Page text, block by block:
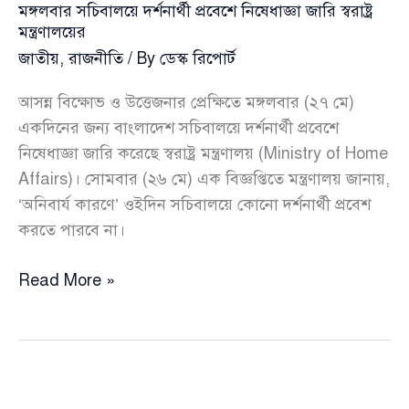
মঙ্গলবার সচিবালয়ে দর্শনার্থী প্রবেশে নিষেধাজ্ঞা জারি স্বরাষ্ট্র
মন্ত্রণালয়ের
জাতীয়,রাজনীতি/ By ডেস্ক রিপোর্ট
আসন্ন বিক্ষোভ ও উত্তেজনার প্রেক্ষিতে মঙ্গলবার (২৭ মে)
একদিনের জন্য বাংলাদেশ সচিবালয়ে দর্শনার্থী প্রবেশে
নিষেধাজ্ঞা জারি করেছে স্বরাষ্ট্র মন্ত্রণালয় (Ministry of Home
Affairs)। সোমবার (২৬ মে) এক বিজ্ঞপ্তিতে মন্ত্রণালয় জানায়,
‘অনিবার্য কারণে’ ওইদিন সচিবালয়ে কোনো দর্শনার্থী প্রবেশ
করতে পারবে না।
মঙ্গলবার
Read More »